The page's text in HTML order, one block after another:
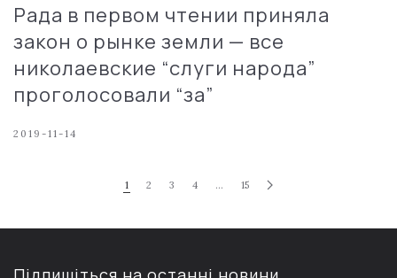
Рада в первом чтении приняла
закон о рынке земли — все
николаевские “слуги народа”
проголосовали “за”
2019-11-14
1 2 3 4 … 15